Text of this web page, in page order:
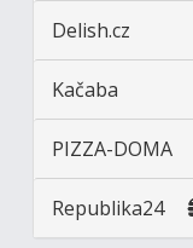
Delish.cz
Kačaba
PIZZA-DOMA
Republika24